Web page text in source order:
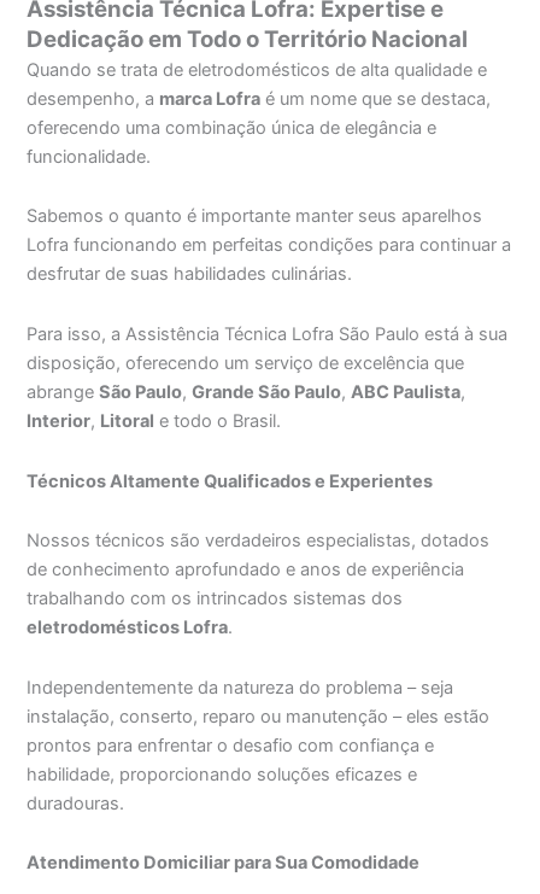
Assistência Técnica Lofra: Expertise e
Dedicação em Todo o Território Nacional
Quando se trata de eletrodomésticos de alta qualidade e
desempenho, a marca Lofra é um nome que se destaca,
oferecendo uma combinação única de elegância e
funcionalidade.
Sabemos o quanto é importante manter seus aparelhos
Lofra funcionando em perfeitas condições para continuar a
desfrutar de suas habilidades culinárias.
Para isso, a Assistência Técnica Lofra São Paulo está à sua
disposição, oferecendo um serviço de excelência que
abrangeSão Paulo,Grande São Paulo,ABC Paulista,
Interior, Litoral e todo o Brasil.
Técnicos Altamente Qualificados e Experientes
Nossos técnicos são verdadeiros especialistas, dotados
de conhecimento aprofundado e anos de experiência
trabalhando com os intrincados sistemas dos
eletrodomésticos Lofra.
Independentemente da natureza do problema – seja
instalação, conserto, reparo ou manutenção – eles estão
prontos para enfrentar o desafio com confiança e
habilidade, proporcionando soluções eficazes e
duradouras.
Atendimento Domiciliar para Sua Comodidade